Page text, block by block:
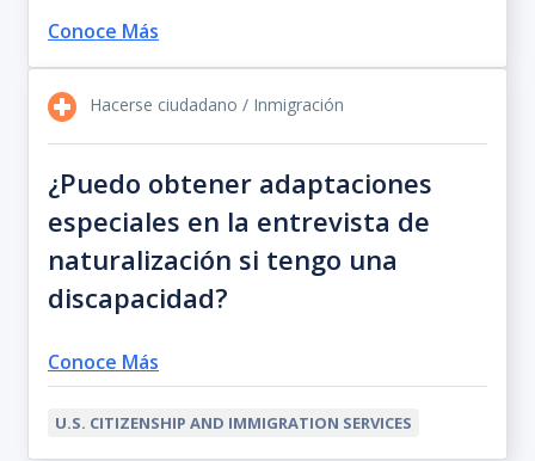
Conoce Más
Hacerse ciudadano / Inmigración
¿Puedo obtener adaptaciones
especiales en la entrevista de
naturalización si tengo una
discapacidad?
Conoce Más
U.S. CITIZENSHIP AND IMMIGRATION SERVICES